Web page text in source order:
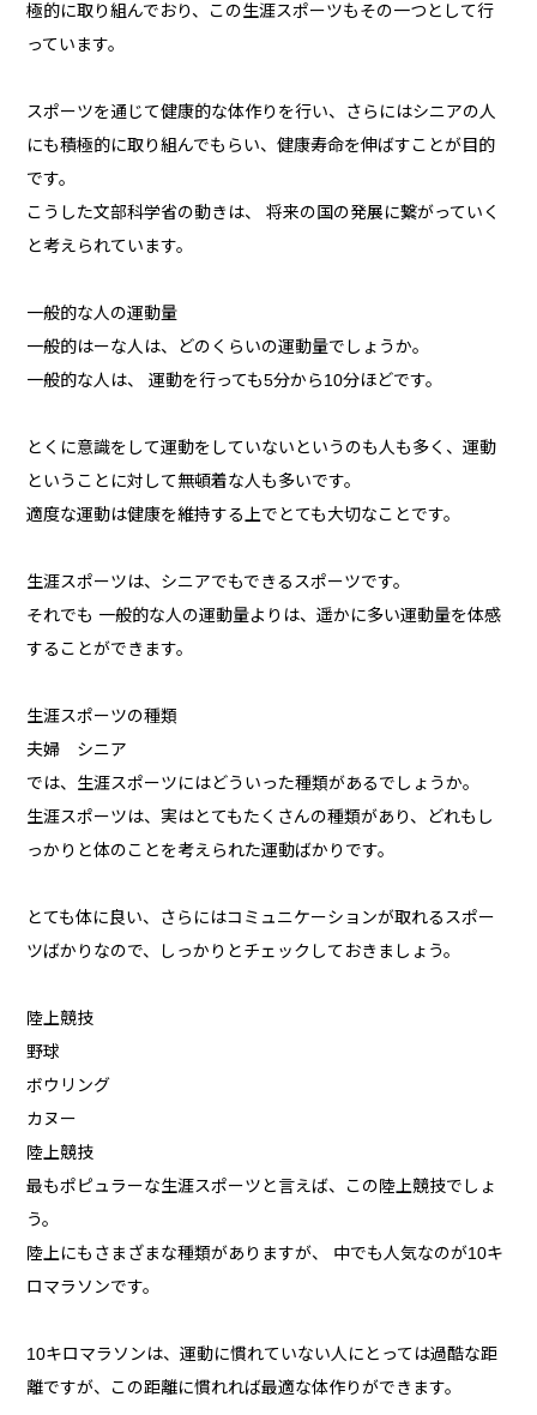
極的に取り組んでおり、この生涯スポーツもその一つとして行
っています。
スポーツを通じて健康的な体作りを行い、さらにはシニアの人
にも積極的に取り組んでもらい、健康寿命を伸ばすことが目的
です。
こうした文部科学省の動きは、 将来の国の発展に繋がっていく
と考えられています。
一般的な人の運動量
一般的はーな人は、どのくらいの運動量でしょうか。
一般的な人は、 運動を行っても5分から10分ほどです。
とくに意識をして運動をしていないというのも人も多く、運動
ということに対して無頓着な人も多いです。
適度な運動は健康を維持する上でとても大切なことです。
生涯スポーツは、シニアでもできるスポーツです。
それでも 一般的な人の運動量よりは、遥かに多い運動量を体感
することができます。
生涯スポーツの種類
夫婦 シニア
では、生涯スポーツにはどういった種類があるでしょうか。
生涯スポーツは、実はとてもたくさんの種類があり、どれもし
っかりと体のことを考えられた運動ばかりです。
とても体に良い、さらにはコミュニケーションが取れるスポー
ツばかりなので、しっかりとチェックしておきましょう。
陸上競技
野球
ボウリング
カヌー
陸上競技
最もポピュラーな生涯スポーツと言えば、この陸上競技でしょ
う。
陸上にもさまざまな種類がありますが、 中でも人気なのが10キ
ロマラソンです。
10キロマラソンは、運動に慣れていない人にとっては過酷な距
離ですが、この距離に慣れれば最適な体作りができます。